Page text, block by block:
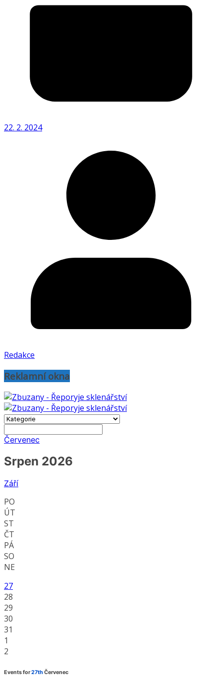
22. 2. 2024
Redakce
Reklamní okna
Červenec
Srpen 2026
Září
PO
ÚT
ST
ČT
PÁ
SO
NE
27
28
29
30
31
1
2
Events for27th Červenec